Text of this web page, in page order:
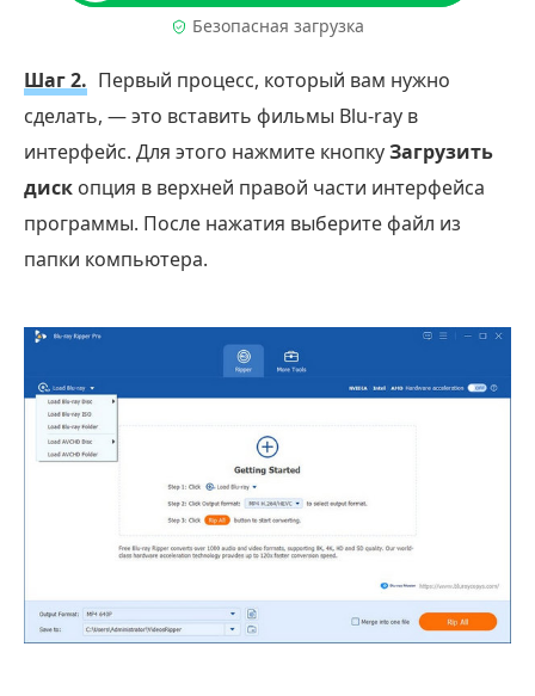
Безопасная загрузка
Шаг 2. Первый процесс, который вам нужно
сделать, — это вставить фильмы Blu-ray в
интерфейс. Для этого нажмите кнопкуЗагрузить
диск опция в верхней правой части интерфейса
программы. После нажатия выберите файл из
папки компьютера.